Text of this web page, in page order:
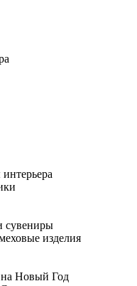
сувениры
изделия
Новый Год